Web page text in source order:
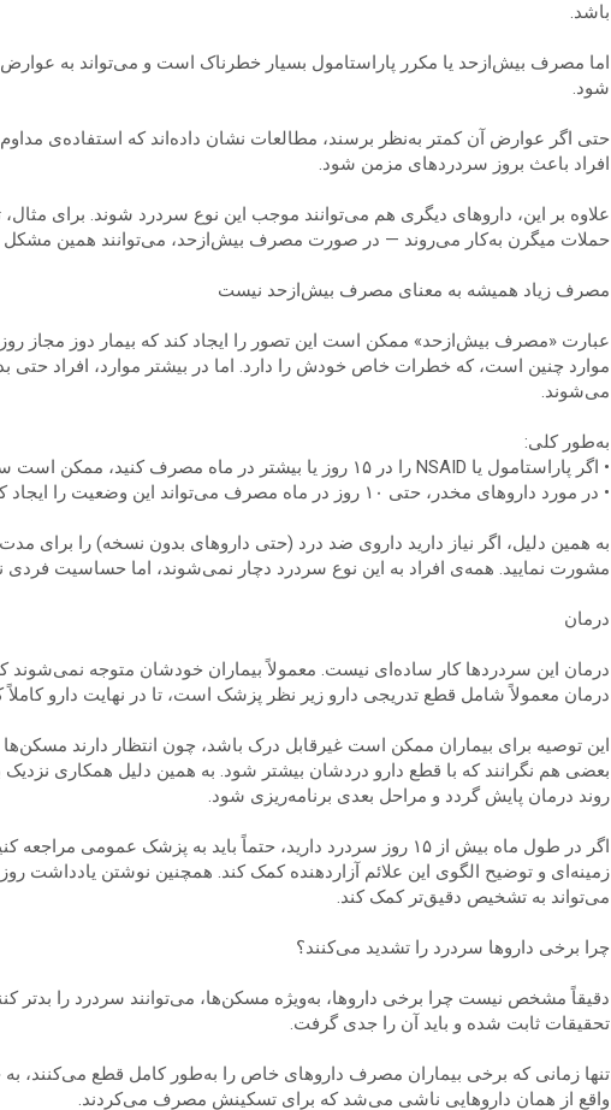
باشد.
اما مصرف بیش‌ازحد یا مکرر پاراستامول بسیار خطرناک است و می‌تواند به عوارض
شود.
حتی اگر عوارض آن کمتر به‌نظر برسند، مطالعات نشان داده‌اند که استفاده‌ی مداوم
افراد باعث بروز سردردهای مزمن شود.
علاوه بر این، داروهای دیگری هم می‌توانند موجب این نوع سردرد شوند. برای
حملات میگرن به‌کار می‌روند — در صورت مصرف بیش‌ازحد، می‌توانند همین مشکل
مصرف زیاد همیشه به معنای مصرف بیش‌ازحد نیست
عبارت «مصرف بیش‌ازحد» ممکن است این تصور را ایجاد کند که بیمار دوز مجاز
موارد چنین است، که خطرات خاص خودش را دارد. اما در بیشتر موارد، افراد حتی
می‌شوند.
به‌طور کلی:
• اگر پاراستامول یا NSAID را در ۱۵ روز یا بیشتر در ماه مصرف کنید، ممکن است سردرد ناشی از دارو رخ دهد.
• در مورد داروهای مخدر، حتی ۱۰ روز در ماه مصرف می‌تواند این وضعیت را ایجاد کند.
به همین دلیل، اگر نیاز دارید داروی ضد درد (حتی داروهای بدون نسخه) را برای
مشورت نمایید. همه‌ی افراد به این نوع سردرد دچار نمی‌شوند، اما حساسیت
درمان
درمان این سردردها کار ساده‌ای نیست. معمولاً بیماران خودشان متوجه
درمان معمولاً شامل قطع تدریجی دارو زیر نظر پزشک است، تا در نهایت دارو کاملاً
این توصیه برای بیماران ممکن است غیرقابل درک باشد، چون انتظار دارند
بعضی هم نگرانند که با قطع دارو دردشان بیشتر شود. به همین دلیل همکاری
روند درمان پایش گردد و مراحل بعدی برنامه‌ریزی شود.
اگر در طول ماه بیش از ۱۵ روز سردرد دارید، حتماً باید به پزشک
زمینه‌ای و توضیح الگوی این علائم آزاردهنده کمک کند. همچنین نوشتن
می‌تواند به تشخیص دقیق‌تر کمک کند.
چرا برخی داروها سردرد را تشدید می‌کنند؟
دقیقاً مشخص نیست چرا برخی داروها، به‌ویژه مسکن‌ها، می‌توانند سردرد را بدتر
تحقیقات ثابت شده و باید آن را جدی گرفت.
تنها زمانی که برخی بیماران مصرف داروهای خاص را به‌طور کامل قطع می‌کنند،
واقع از همان داروهایی ناشی می‌شد که برای تسکینش مصرف می‌کردند.